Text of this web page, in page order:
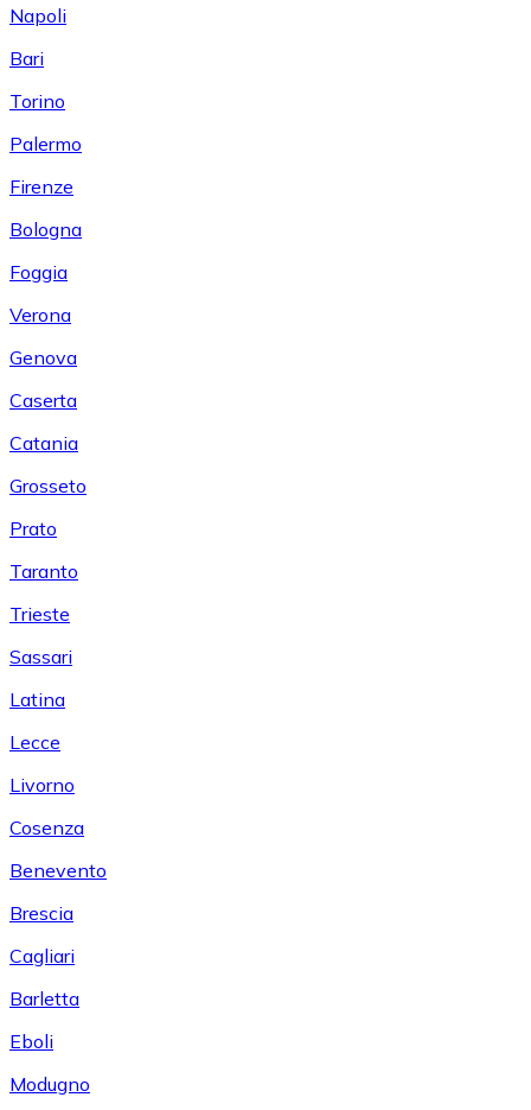
Napoli
Bari
Torino
Palermo
Firenze
Bologna
Foggia
Verona
Genova
Caserta
Catania
Grosseto
Prato
Taranto
Trieste
Sassari
Latina
Lecce
Livorno
Cosenza
Benevento
Brescia
Cagliari
Barletta
Eboli
Modugno